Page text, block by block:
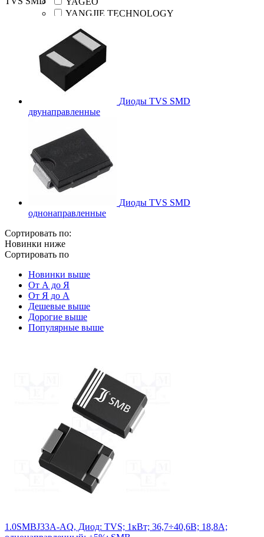
YANGJIE TECHNOLOGY
Диоды TVS SMD
двунаправленные
Диоды TVS SMD
однонаправленные
Сортировать по:
Новинки ниже
Сортировать по
Новинки выше
От А до Я
От Я до А
Дешевые выше
Дорогие выше
Популярные выше
1.0SMBJ33A-AQ, Диод: TVS; 1кВт; 36,7÷40,6В; 18,8А;